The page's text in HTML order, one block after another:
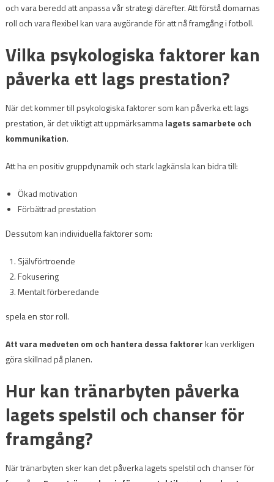
och vara beredd att anpassa vår strategi därefter. Att förstå domarnas
roll och vara flexibel kan vara avgörande för att nå framgång i fotboll.
Vilka psykologiska faktorer kan
påverka ett lags prestation?
När det kommer till psykologiska faktorer som kan påverka ett lags
prestation, är det viktigt att uppmärksammalagets samarbete och
kommunikation.
Att ha en positiv gruppdynamik och stark lagkänsla kan bidra till:
Ökad motivation
Förbättrad prestation
Dessutom kan individuella faktorer som:
Självförtroende
Fokusering
Mentalt förberedande
spela en stor roll.
Att vara medveten om och hantera dessa faktorerkan verkligen
göra skillnad på planen.
Hur kan tränarbyten påverka
lagets spelstil och chanser för
framgång?
När tränarbyten sker kan det påverka lagets spelstil och chanser för